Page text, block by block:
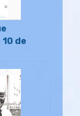
de